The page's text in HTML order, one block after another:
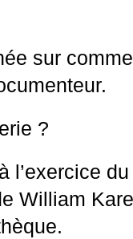
sur
?
l’exercice
William